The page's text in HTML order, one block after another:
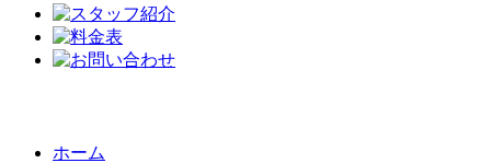
ホーム